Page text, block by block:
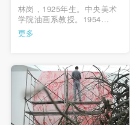
林岗，1925年生。中央美术
学院油画系教授。1954
年-1960年，在前苏联列宁格
勒列宾美术学院约干松工作
于中央美术学院油画系，曾
任油画系第二画室和第四画
室主任多年，油画系研究生
导师。1999年获俄罗斯 …
更多
快捷登录